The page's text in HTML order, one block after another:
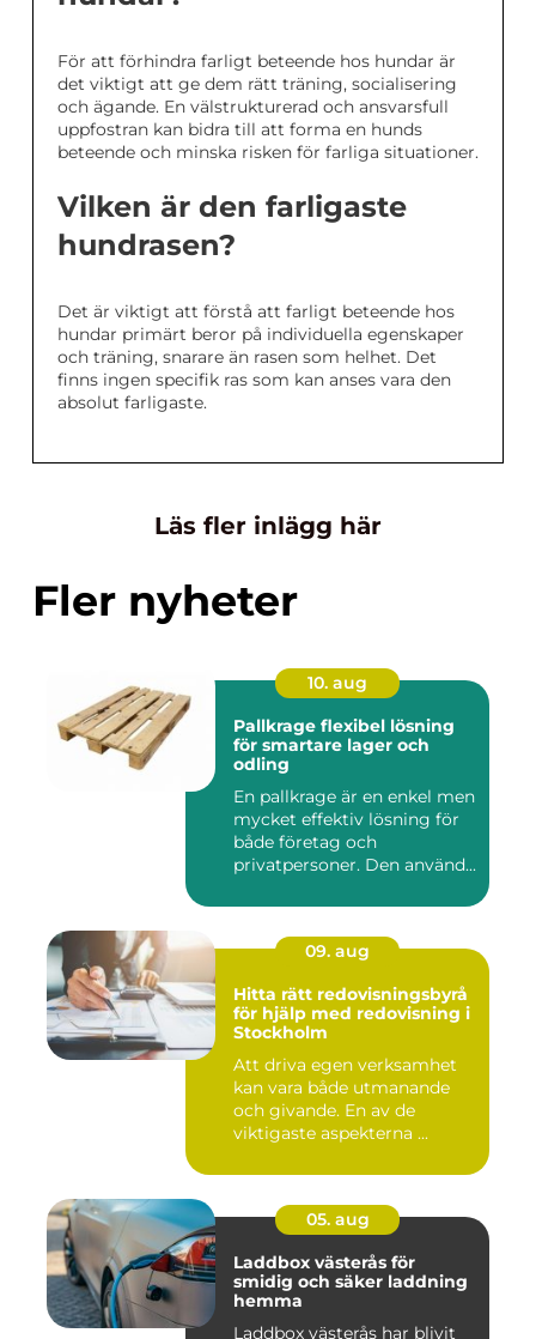
För att förhindra farligt beteende hos hundar är
det viktigt att ge dem rätt träning, socialisering
och ägande. En välstrukturerad och ansvarsfull
uppfostran kan bidra till att forma en hunds
beteende och minska risken för farliga situationer.
Vilken är den farligaste
hundrasen?
Det är viktigt att förstå att farligt beteende hos
hundar primärt beror på individuella egenskaper
och träning, snarare än rasen som helhet. Det
finns ingen specifik ras som kan anses vara den
absolut farligaste.
Läs fler inlägg här
Fler nyheter
10. aug
Pallkrage flexibel lösning
för smartare lager och
odling
En pallkrage är en enkel men
mycket effektiv lösning för
både företag och
privatpersoner. Den använd...
09. aug
Hitta rätt redovisningsbyrå
för hjälp med redovisning i
Stockholm
Att driva egen verksamhet
kan vara både utmanande
och givande. En av de
viktigaste aspekterna ...
05. aug
Laddbox västerås för
smidig och säker laddning
hemma
Laddbox västerås har blivit